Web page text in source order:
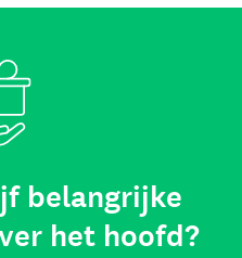
belangrijke
het hoofd?